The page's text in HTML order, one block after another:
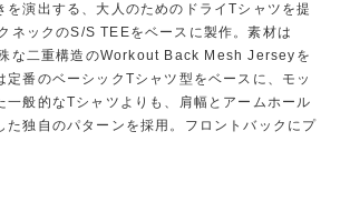
を演出する、大人のためのドライTシャツを提
ネックのS/S TEEをベースに製作。素材は
な二重構造のWorkout Back Mesh Jerseyを
定番のベーシックTシャツ型をベースに、モッ
一般的なTシャツよりも、肩幅とアームホール
た独自のパターンを採用。フロントバックにプ